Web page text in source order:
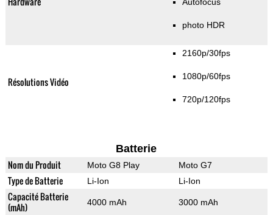
photo HDR
Résolutions Vidéo
2160p/30fps
1080p/60fps
720p/120fps
Batterie
Nom du Produit Moto G8 Play Moto G7
Type de Batterie Li-Ion Li-Ion
Capacité Batterie
(mAh)
4000 mAh 3000 mAh